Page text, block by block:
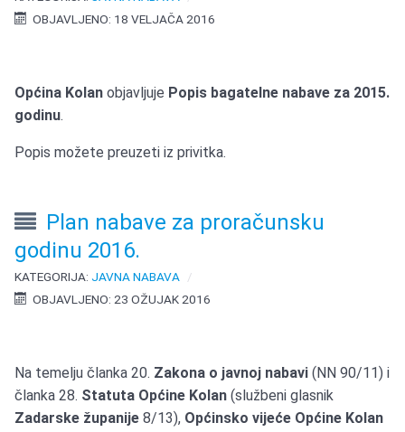
OBJAVLJENO: 18 VELJAČA 2016
Općina Kolan objavljuje Popis bagatelne nabave za 2015.
godinu.
Popis možete preuzeti iz privitka.
Plan nabave za proračunsku
godinu 2016.
KATEGORIJA: JAVNA NABAVA
OBJAVLJENO: 23 OŽUJAK 2016
Na temelju članka 20. Zakona o javnoj nabavi (NN 90/11) i
članka 28. Statuta Općine Kolan (službeni glasnik
Zadarske županije 8/13), Općinsko vijeće Općine Kolan